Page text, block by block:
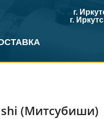
г.
г.
(Митсубиши)